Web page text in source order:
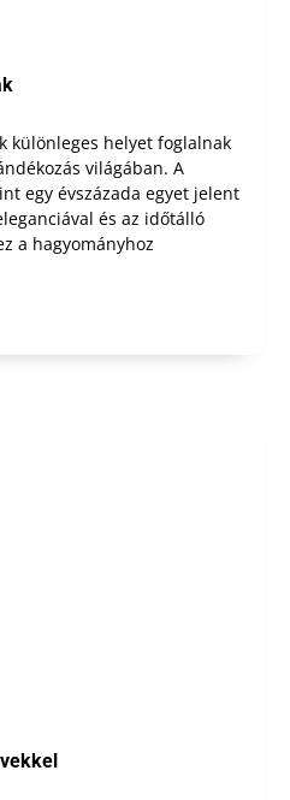
különleges helyet foglalnak
világában. A
egy évszázada egyet jelent
és az időtálló
a hagyományhoz